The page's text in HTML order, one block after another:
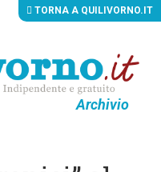
Archivio
TORNA A QUILIVORNO.IT